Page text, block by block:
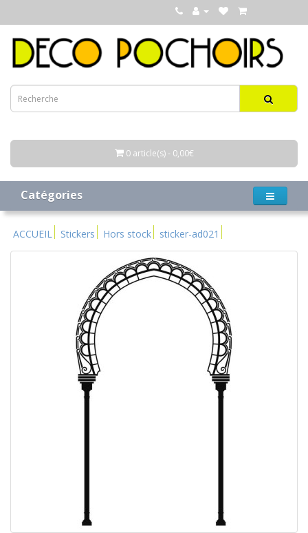
0 article(s) - 0,00€
Catégories
ACCUEIL Stickers Hors stock sticker-ad021